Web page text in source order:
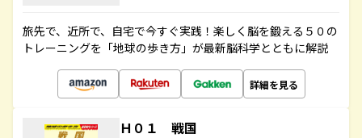
旅先で、近所で、自宅で今すぐ実践！楽しく脳を鍛える５０の
トレーニングを「地球の歩き方」が最新脳科学とともに解説
詳細を見る
Ｈ０１ 戦国